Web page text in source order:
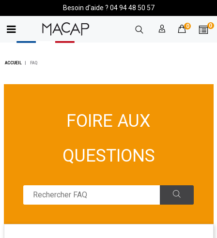
Besoin d'aide ? 04 94 48 50 57
0 0
ACCUEIL FAQ
FOIRE AUX
QUESTIONS